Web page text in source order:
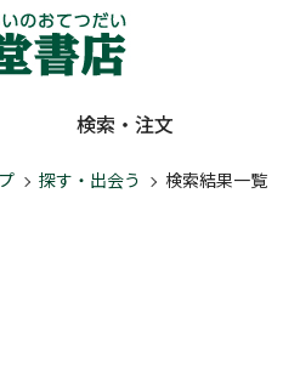
検索・注文
探す・出会う 検索結果一覧